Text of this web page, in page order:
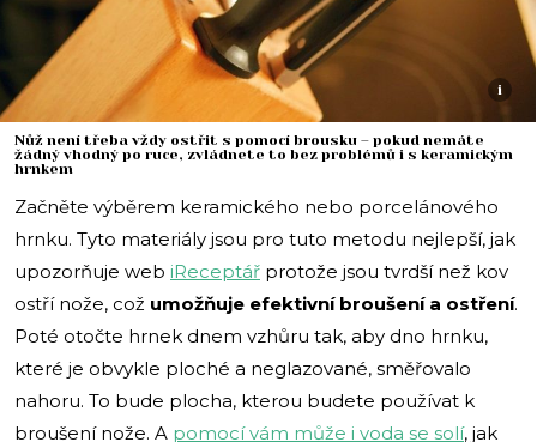
i
Nůž není třeba vždy ostřit s pomocí brousku – pokud nemáte
žádný vhodný po ruce, zvládnete to bez problémů i s keramickým
hrnkem
Začněte výběrem keramického nebo porcelánového
hrnku. Tyto materiály jsou pro tuto metodu nejlepší, jak
upozorňuje web iReceptář protože jsou tvrdší než kov
ostří nože, což umožňuje efektivní broušení a ostření.
Poté otočte hrnek dnem vzhůru tak, aby dno hrnku,
které je obvykle ploché a neglazované, směřovalo
nahoru. To bude plocha, kterou budete používat k
broušení nože. A pomocí vám může i voda se solí, jak